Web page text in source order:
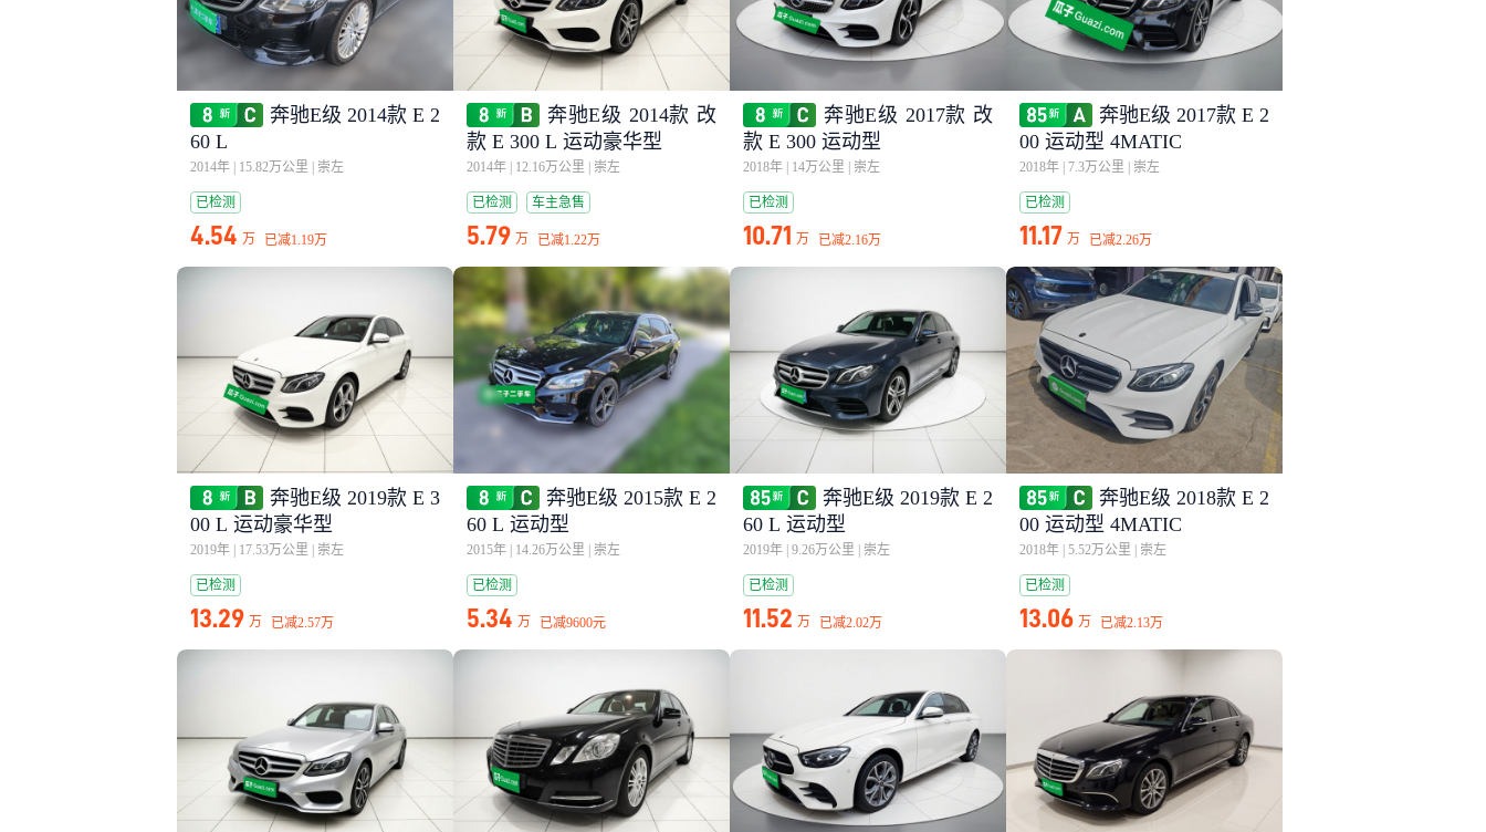
奔驰E级 2014款 E 2
60 L
2014年 15.82万公里 崇左
已检测
4.54 万 已减1.19万
奔驰E级 2014款 改
款 E 300 L 运动豪华型
2014年 12.16万公里 崇左
已检测 车主急售
5.79 万 已减1.22万
奔驰E级 2017款 改
款 E 300 运动型
2018年 14万公里 崇左
已检测
10.71 万 已减2.16万
奔驰E级 2017款 E 2
00 运动型 4MATIC
2018年 7.3万公里 崇左
已检测
11.17 万 已减2.26万
奔驰E级 2019款 E 3
00 L 运动豪华型
2019年 17.53万公里 崇左
已检测
13.29 万 已减2.57万
奔驰E级 2015款 E 2
60 L 运动型
2015年 14.26万公里 崇左
已检测
5.34 万 已减9600元
奔驰E级 2019款 E 2
60 L 运动型
2019年 9.26万公里 崇左
已检测
11.52 万 已减2.02万
奔驰E级 2018款 E 2
00 运动型 4MATIC
2018年 5.52万公里 崇左
已检测
13.06 万 已减2.13万